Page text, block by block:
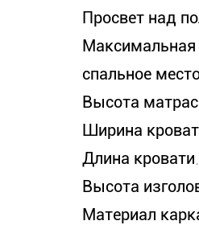
Просвет над
Максимальная
спальное
Высота
Ширина
Длина кровати
Высота
Материал